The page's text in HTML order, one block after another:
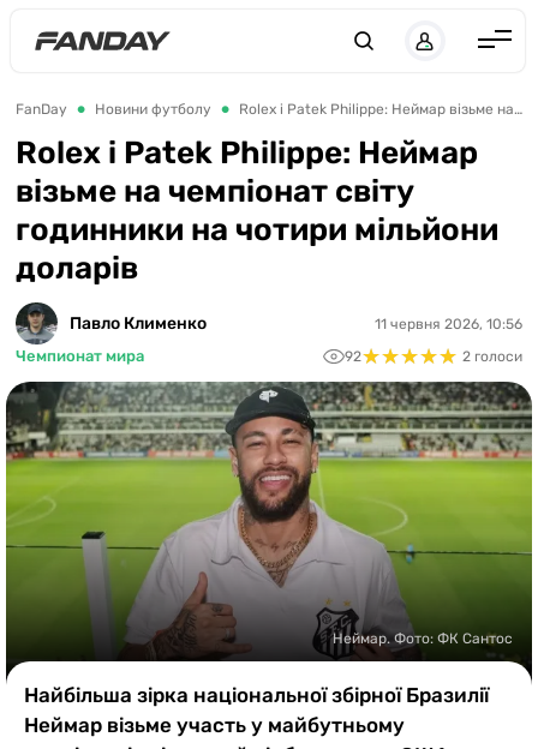
Англія
Іспанія
Німеччина
Італія
ЛЧ
ЛЕ
ЧЕ-2028
Букмекери
Казино
FanDay Новини футболу Rolex і Patek Philippe: Неймар візьме на чемпіонат світу годинники на чотири мільйони доларів
Rolex і Patek Philippe: Неймар
візьме на чемпіонат світу
годинники на чотири мільйони
доларів
Павло Клименко
Чемпионат мира
11 червня 2026, 10:56
92★★★★★
★★★★★ 2 голоси
Неймар. Фото: ФК Сантос
Найбільша зірка національної збірної Бразилії
Неймар візьме участь у майбутньому